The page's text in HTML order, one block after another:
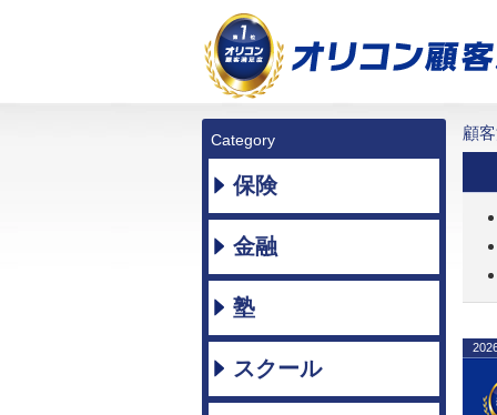
Category
保険
金融
塾
スクール
顧